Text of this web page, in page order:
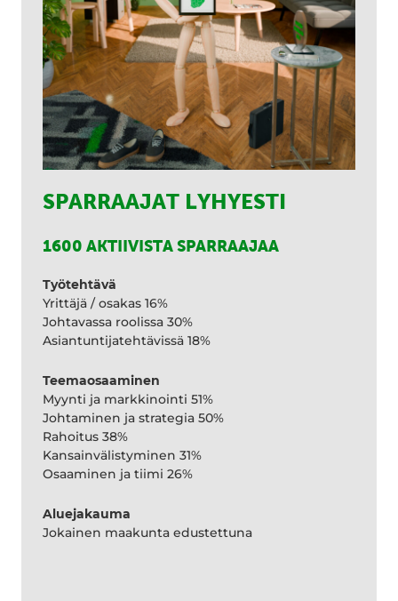
SPARRAAJAT LYHYESTI
1600 AKTIIVISTA SPARRAAJAA
Työtehtävä
Yrittäjä / osakas 16%
Johtavassa roolissa 30%
Asiantuntijatehtävissä 18%
Teemaosaaminen
Myynti ja markkinointi 51%
Johtaminen ja strategia 50%
Rahoitus 38%
Kansainvälistyminen 31%
Osaaminen ja tiimi 26%
Aluejakauma
Jokainen maakunta edustettuna